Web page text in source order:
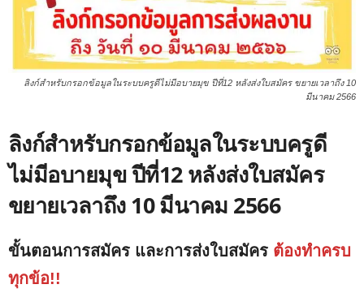
ลิงก์สำหรับกรอกข้อมูลในระบบครูดีไม่มีอบายมุข ปีที่12 หลังส่งใบสมัคร ขยายเวลาถึง 10
มีนาคม 2566
ลิงก์สำหรับกรอกข้อมูลในระบบครูดี
ไม่มีอบายมุข ปีที่12 หลังส่งใบสมัคร
ขยายเวลาถึง 10 มีนาคม 2566
ขั้นตอนการสมัคร และการส่งใบสมัคร ต้องทำครบ
ทุกข้อ!!